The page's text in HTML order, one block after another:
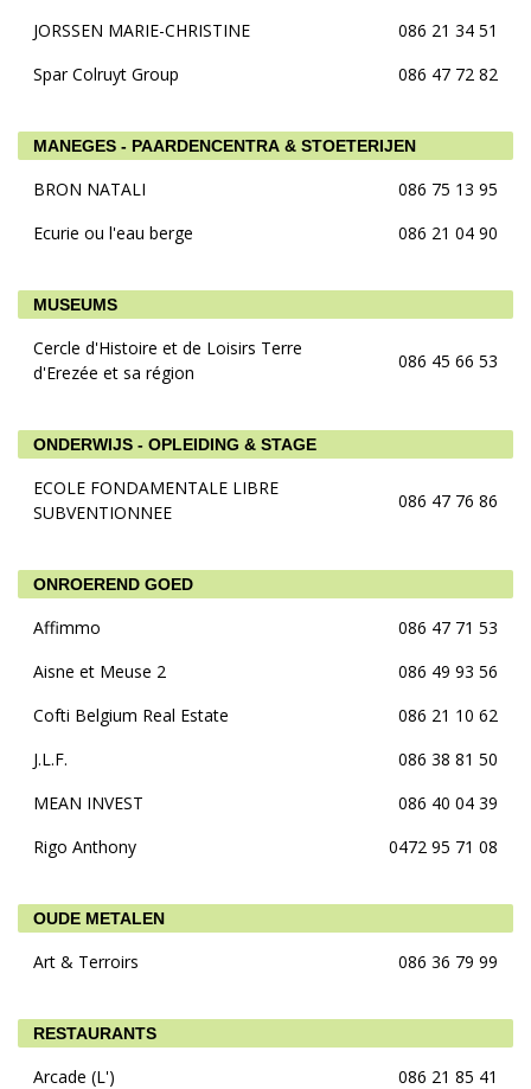
JORSSEN MARIE-CHRISTINE
086 21 34 51
Spar Colruyt Group
086 47 72 82
MANEGES - PAARDENCENTRA & STOETERIJEN
BRON NATALI
086 75 13 95
Ecurie ou l'eau berge
086 21 04 90
MUSEUMS
Cercle d'Histoire et de Loisirs Terre
d'Erezée et sa région
086 45 66 53
ONDERWIJS - OPLEIDING & STAGE
ECOLE FONDAMENTALE LIBRE
SUBVENTIONNEE
086 47 76 86
ONROEREND GOED
Affimmo
086 47 71 53
Aisne et Meuse 2
086 49 93 56
Cofti Belgium Real Estate
086 21 10 62
J.L.F.
086 38 81 50
MEAN INVEST
086 40 04 39
Rigo Anthony
0472 95 71 08
OUDE METALEN
Art & Terroirs 086 36 79 99
RESTAURANTS
Arcade (L')
086 21 85 41